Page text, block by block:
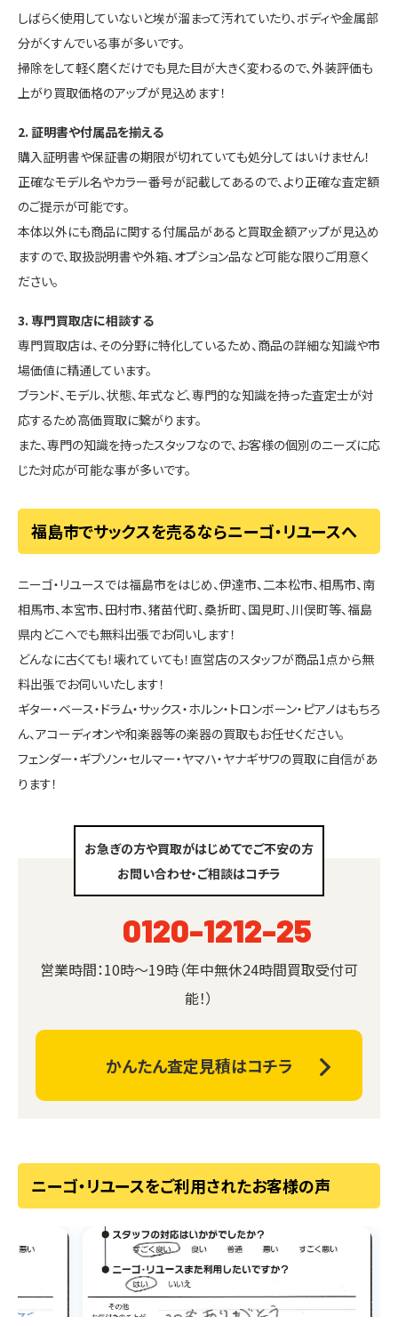
しばらく使用していないと埃が溜まって汚れていたり、ボディや金属部
分がくすんでいる事が多いです。
掃除をして軽く磨くだけでも見た目が大きく変わるので、外装評価も
上がり買取価格のアップが見込めます！
2. 証明書や付属品を揃える
購入証明書や保証書の期限が切れていても処分してはいけません！
正確なモデル名やカラー番号が記載してあるので、より正確な査定額
のご提示が可能です。
本体以外にも商品に関する付属品があると買取金額アップが見込め
ますので、取扱説明書や外箱、オプション品など可能な限りご用意く
ださい。
3. 専門買取店に相談する
専門買取店は、その分野に特化しているため、商品の詳細な知識や市
場価値に精通しています。
ブランド、モデル、状態、年式など、専門的な知識を持った査定士が対
応するため高価買取に繋がります。
また、専門の知識を持ったスタッフなので、お客様の個別のニーズに応
じた対応が可能な事が多いです。
福島市でサックスを売るならニーゴ・リユースへ
ニーゴ・リユースでは福島市をはじめ、伊達市、二本松市、相馬市、南
相馬市、本宮市、田村市、猪苗代町、桑折町、国見町、川俣町等、福島
県内どこへでも無料出張でお伺いします！
どんなに古くても！壊れていても！直営店のスタッフが商品1点から無
料出張でお伺いいたします！
ギター・ベース・ドラム・サックス・ホルン・トロンボーン・ピアノはもちろ
ん、アコーディオンや和楽器等の楽器の買取もお任せください。
フェンダー・ギブソン・セルマー・ヤマハ・ヤナギサワの買取に自信があ
ります！
お急ぎの方や買取がはじめてでご不安の方
お問い合わせ・ご相談はコチラ
0120-1212-25
営業時間：10時～19時（年中無休24時間買取受付可
能！）
かんたん査定見積はコチラ
ニーゴ・リユースをご利用されたお客様の声